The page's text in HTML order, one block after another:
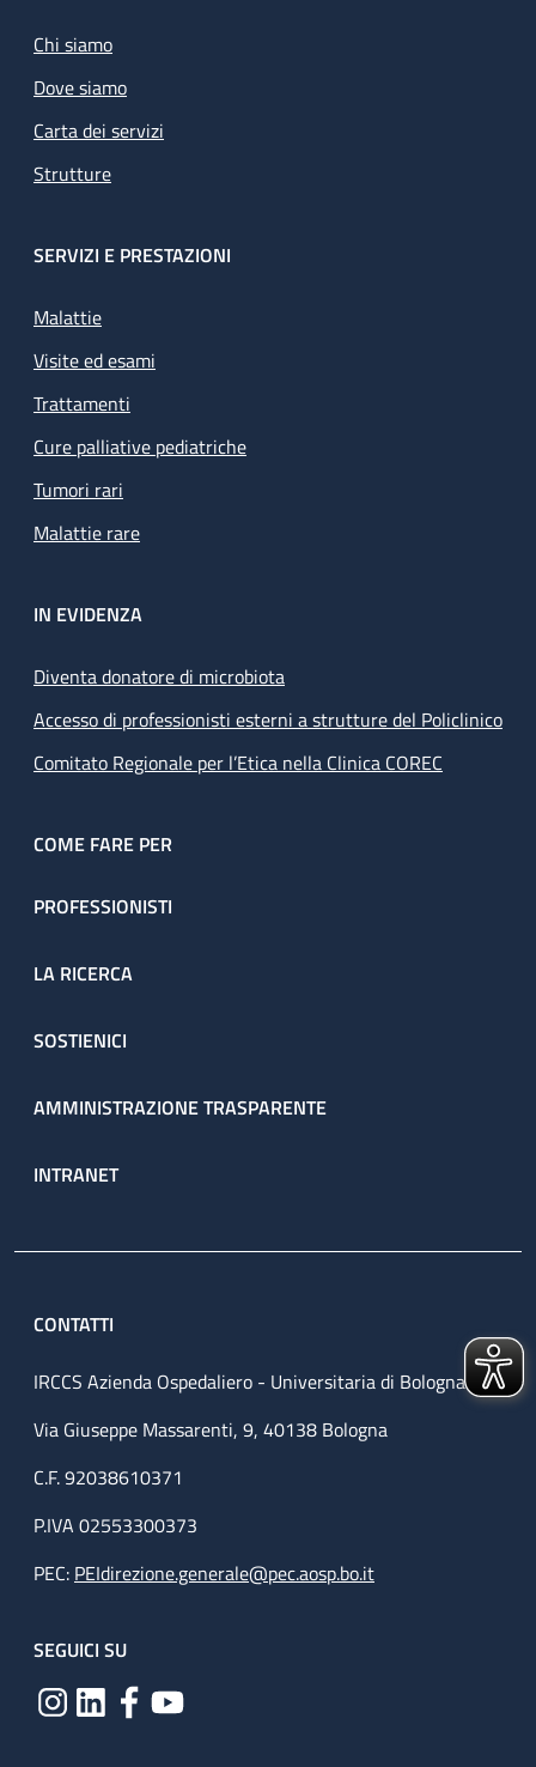
Chi siamo
Dove siamo
Carta dei servizi
Strutture
SERVIZI E PRESTAZIONI
Malattie
Visite ed esami
Trattamenti
Cure palliative pediatriche
Tumori rari
Malattie rare
IN EVIDENZA
Diventa donatore di microbiota
Accesso di professionisti esterni a strutture del Policlinico
Comitato Regionale per l’Etica nella Clinica COREC
COME FARE PER
PROFESSIONISTI
LA RICERCA
SOSTIENICI
AMMINISTRAZIONE TRASPARENTE
INTRANET
CONTATTI
IRCCS Azienda Ospedaliero - Universitaria di Bologna
Via Giuseppe Massarenti, 9, 40138 Bologna
C.F. 92038610371
P.IVA 02553300373
PEC: PEIdirezione.generale@pec.aosp.bo.it
SEGUICI SU